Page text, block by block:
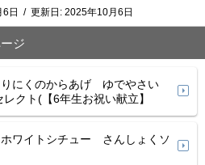
日 / 更新日: 2025年10月6日
ジ
にくのからあげ ゆでやさい
クト(【6年生お祝い献立】
ワイトシチュー さんしょくソ